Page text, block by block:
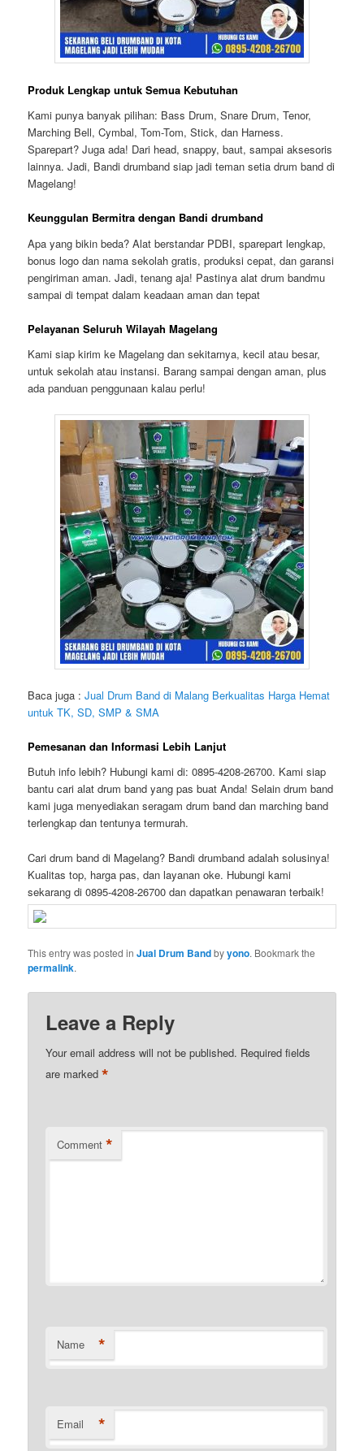
Produk Lengkap untuk Semua Kebutuhan
Kami punya banyak pilihan: Bass Drum, Snare Drum, Tenor,
Marching Bell, Cymbal, Tom-Tom, Stick, dan Harness.
Sparepart? Juga ada! Dari head, snappy, baut, sampai aksesoris
lainnya. Jadi, Bandi drumband siap jadi teman setia drum band di
Magelang!
Keunggulan Bermitra dengan Bandi drumband
Apa yang bikin beda? Alat berstandar PDBI, sparepart lengkap,
bonus logo dan nama sekolah gratis, produksi cepat, dan garansi
pengiriman aman. Jadi, tenang aja! Pastinya alat drum bandmu
sampai di tempat dalam keadaan aman dan tepat
Pelayanan Seluruh Wilayah Magelang
Kami siap kirim ke Magelang dan sekitarnya, kecil atau besar,
untuk sekolah atau instansi. Barang sampai dengan aman, plus
ada panduan penggunaan kalau perlu!
Baca juga :Jual Drum Band di Malang Berkualitas Harga Hemat
untuk TK, SD, SMP & SMA
Pemesanan dan Informasi Lebih Lanjut
Butuh info lebih? Hubungi kami di: 0895-4208-26700. Kami siap
bantu cari alat drum band yang pas buat Anda! Selain drum band
kami juga menyediakan seragam drum band dan marching band
terlengkap dan tentunya termurah.
Cari drum band di Magelang? Bandi drumband adalah solusinya!
Kualitas top, harga pas, dan layanan oke. Hubungi kami
sekarang di 0895-4208-26700 dan dapatkan penawaran terbaik!
This entry was posted inJual Drum Bandbyyono. Bookmark the
permalink.
Leave a Reply
Your email address will not be published. Required fields
are marked*
Comment *
Name *
Email *